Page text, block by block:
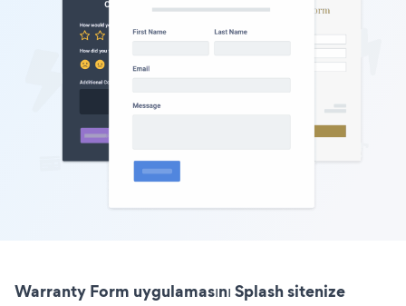
Warranty Form uygulamasını Splash sitenize